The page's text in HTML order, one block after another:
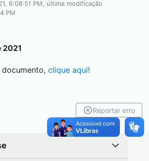
6:08:51 PM, última modificação
PM
2021
documento, clique aqui!
Reportar erro